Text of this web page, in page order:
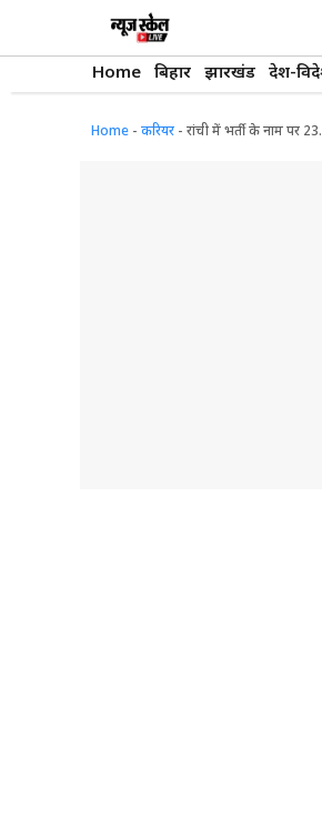
Home बिहार झारखंड देश-
Home - करियर - रांची में भर्ती के नाम पर